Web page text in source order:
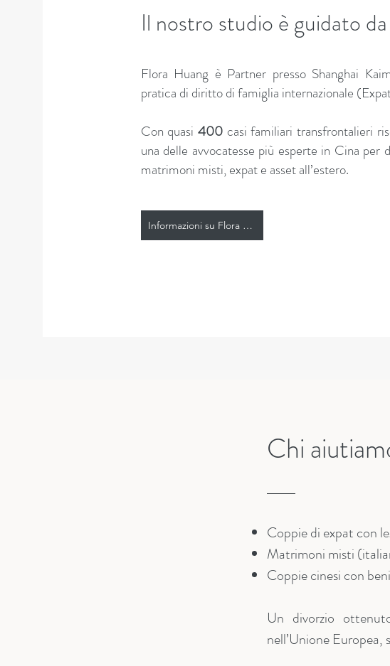
Il nostro studio è guidato
Flora Huang è Partner presso Shanghai
pratica di diritto di famiglia internazionale
Con quasi 400 casi familiari transfrontalieri
una delle avvocatesse più esperte in Cina per
matrimoni misti, expat e asset all’estero.
Informazioni su Flora Huang
Chi
Coppie di expat con
Matrimoni misti
Coppie cinesi con
Un divorzio
nell’Unione Europea,